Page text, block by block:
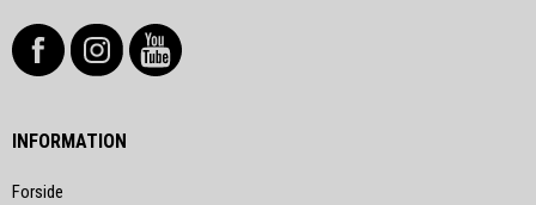
INFORMATION
Forside